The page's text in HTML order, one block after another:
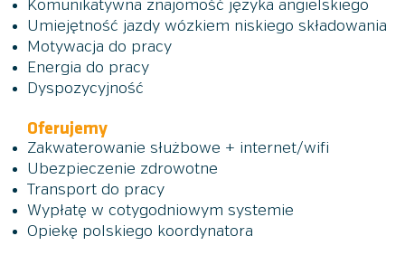
Komunikatywna znajomość języka angielskiego
Umiejętność jazdy wózkiem niskiego składowania
Motywacja do pracy
Energia do pracy
Dyspozycyjność
Oferujemy
Zakwaterowanie służbowe + internet/wifi
Ubezpieczenie zdrowotne
Transport do pracy
Wypłatę w cotygodniowym systemie
Opiekę polskiego koordynatora